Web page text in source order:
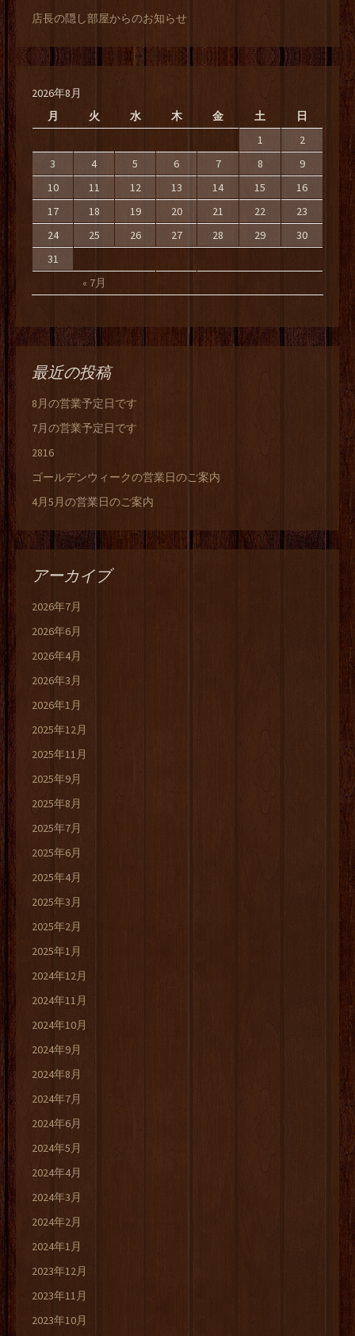
店長の隠し部屋からのお知らせ
2026年8月
月
火 水 木 金 土 日
« 7月
1
2
3
4 5 6 7 8
9
10
11 12 13 14 15
16
17
18 19 20 21 22
23
24
25 26 27 28 29
30
31
最近の投稿
8月の営業予定日です
7月の営業予定日です
2816
ゴールデンウィークの営業日のご案内
4月5月の営業日のご案内
アーカイブ
2026年7月
2026年6月
2026年4月
2026年3月
2026年1月
2025年12月
2025年11月
2025年9月
2025年8月
2025年7月
2025年6月
2025年4月
2025年3月
2025年2月
2025年1月
2024年12月
2024年11月
2024年10月
2024年9月
2024年8月
2024年7月
2024年6月
2024年5月
2024年4月
2024年3月
2024年2月
2024年1月
2023年12月
2023年11月
2023年10月